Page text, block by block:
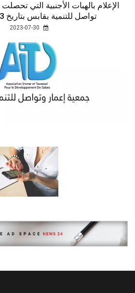
الإعلام بالهبات الأجنبية التي
تواصل للتنمية بقابس بتاريخ 14/07/2023.